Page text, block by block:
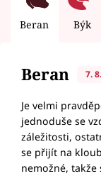
Beran Býk
Beran 7.
Je velmi
jednoduše se
záležitosti,
se přijít na
nemožné,